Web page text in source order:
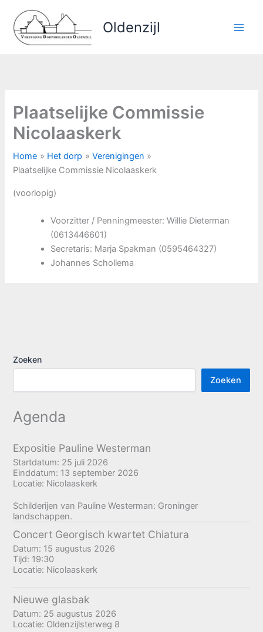
naar
Oldenzijl
Plaatselijke Commissie
Nicolaaskerk
Home Het dorp
Verenigingen
Plaatselijke Commissie Nicolaaskerk
(voorlopig)
Voorzitter / Penningmeester: Willie Dieterman
(0613446601)
Secretaris: Marja Spakman (0595464327)
Johannes Schollema
Zoeken
Zoeken
Agenda
Expositie Pauline Westerman
Startdatum: 25 juli 2026
Einddatum: 13 september 2026
Locatie: Nicolaaskerk
Schilderijen van Pauline Westerman: Groninger
landschappen.
Concert Georgisch kwartet Chiatura
Datum: 15 augustus 2026
Tijd: 19:30
Locatie: Nicolaaskerk
Nieuwe glasbak
Datum: 25 augustus 2026
Locatie: Oldenzijlsterweg 8